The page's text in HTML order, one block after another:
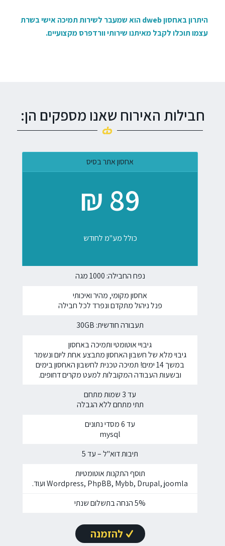
היתרון באחסון dweb הוא שמעבר לשירות תמיכה אישי בשרת
עצמו תוכלו לקבל מאיתנו שירותי וורדפרס מקצועיים.
חבילות האירוח שאנו מספקים הן:
אחסון אתר בסיס
89 ₪
כולל מע"מ לחודש
נפח החבילה: 1000 מגה
אחסון מקומי, מהיר ואיכותי
פנל ניהול מתקדם ונפרד לכל חבילה
תעבורה חודשית: 30GB
גיבויי אוטומטי ותמיכה באחסון
גיבוי מלא של חשבון האחסון מתבצע אחת ליום ונשמר
במשך 14 ימים! תמיכה טכנית לחשבון האחסון בימים
ובשעות העבודה המקובלות למעט מקרים דחופים.
עד 3 שמות מתחם
תתי מתחם ללא הגבלה
עד 6 מסדי נתונים
mysql
תיבות דוא"ל – עד 5
תוסף התקנות אוטומטיות
Wordpress, PhpBB, Mybb, Drupal, joomla ועוד.
5% הנחה בתשלום שנתי
להזמנה